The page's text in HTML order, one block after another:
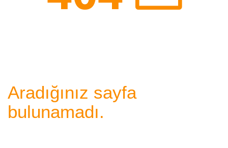
Aradığınız sayfa
bulunamadı.